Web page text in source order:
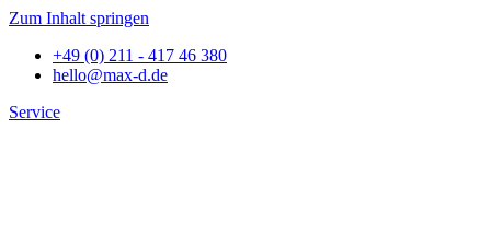
Zum Inhalt springen
+49 (0) 211 - 417 46 380
hello@max-d.de
Service